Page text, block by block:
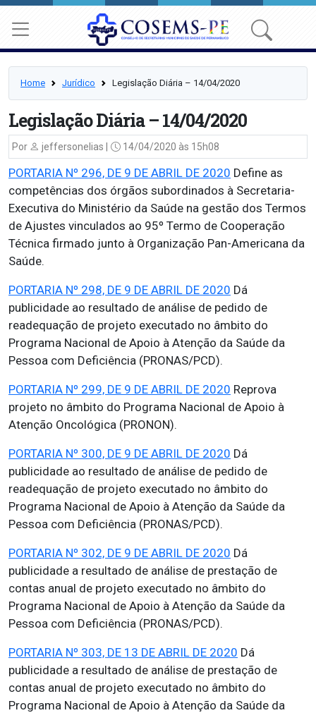
Home Jurídico Legislação Diária – 14/04/2020
Legislação Diária – 14/04/2020
Por jeffersonelias | 14/04/2020 às 15h08
PORTARIA Nº 296, DE 9 DE ABRIL DE 2020 Define as
competências dos órgãos subordinados à Secretaria-
Executiva do Ministério da Saúde na gestão dos Termos
de Ajustes vinculados ao 95º Termo de Cooperação
Técnica firmado junto à Organização Pan-Americana da
Saúde.
PORTARIA Nº 298, DE 9 DE ABRIL DE 2020 Dá
publicidade ao resultado de análise de pedido de
readequação de projeto executado no âmbito do
Programa Nacional de Apoio à Atenção da Saúde da
Pessoa com Deficiência (PRONAS/PCD).
PORTARIA Nº 299, DE 9 DE ABRIL DE 2020 Reprova
projeto no âmbito do Programa Nacional de Apoio à
Atenção Oncológica (PRONON).
PORTARIA Nº 300, DE 9 DE ABRIL DE 2020 Dá
publicidade ao resultado de análise de pedido de
readequação de projeto executado no âmbito do
Programa Nacional de Apoio à Atenção da Saúde da
Pessoa com Deficiência (PRONAS/PCD).
PORTARIA Nº 302, DE 9 DE ABRIL DE 2020 Dá
publicidade a resultado de análise de prestação de
contas anual de projeto executado no âmbito do
Programa Nacional de Apoio à Atenção da Saúde da
Pessoa com Deficiência (PRONAS/PCD).
PORTARIA Nº 303, DE 13 DE ABRIL DE 2020 Dá
publicidade a resultado de análise de prestação de
contas anual de projeto executado no âmbito do
Programa Nacional de Apoio à Atenção da Saúde da